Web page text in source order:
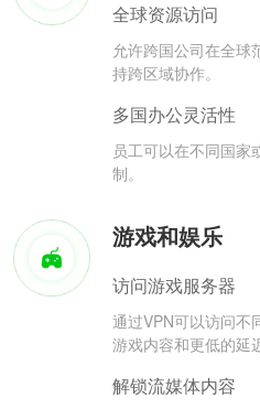
全球资源访问
允许跨国公司在全球
持跨区域协作。
多国办公灵活性
员工可以在不同国家
制。
游戏和娱乐
访问游戏服务器
通过VPN可以访问不
游戏内容和更低的延
解锁流媒体内容